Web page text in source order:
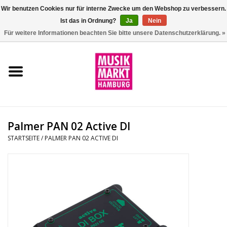
Aktion
Drums
Palmer PAN 02 Active DI
STARTSEITE/ PALMER PAN 02 ACTIVE DI
Wir benutzen Cookies nur für interne Zwecke um den Webshop zu verbessern.
Ist das in Ordnung?
Ja
Nein
Für weitere Informationen beachten Sie bitte unsere Datenschutzerklärung. »